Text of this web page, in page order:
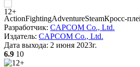
ActionFightingAdventureSteamКросс-
Разработчик: CAPCOM Co., Ltd.
Издатель: CAPCOM Co., Ltd.
Дата выхода: 2 июня 2023г.
6.9 10